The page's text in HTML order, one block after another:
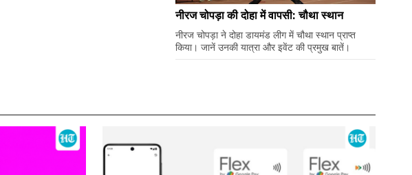
नीरज चोपड़ा की दोहा में वापसी: चौथा स्थान
नीरज चोपड़ा ने दोहा डायमंड लीग में चौथा स्थान प्राप्त
किया। जानें उनकी यात्रा और इवेंट की प्रमुख बातें।